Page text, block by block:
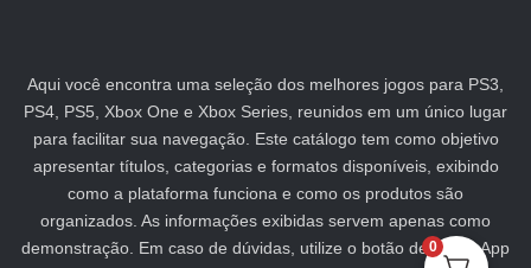
Aqui você encontra uma seleção dos melhores jogos para PS3,
PS4, PS5, Xbox One e Xbox Series, reunidos em um único lugar
para facilitar sua navegação. Este catálogo tem como objetivo
apresentar títulos, categorias e formatos disponíveis, exibindo
como a plataforma funciona e como os produtos são
organizados. As informações exibidas servem apenas como
demonstração. Em caso de dúvidas, utilize o botão de WhatsApp
0